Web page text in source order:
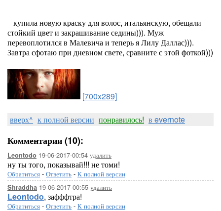
купила новую краску для волос, итальянскую, обещали
стойкий цвет и закрашивание седины))). Муж
перевоплотился в Малевича и теперь я Лилу Даллас))).
Завтра сфотаю при дневном свете, сравните с этой фоткой)))
[700x289]
вверх^ к полной версии понравилось! в evernote
Комментарии (10):
Leontodo 19-06-2017-00:54 удалить
ну ты того, показывай!!! не томи!
Обратиться - Ответить - К полной версии
Shraddha 19-06-2017-00:55 удалить
Leontodo, зафффтра!
Обратиться - Ответить - К полной версии